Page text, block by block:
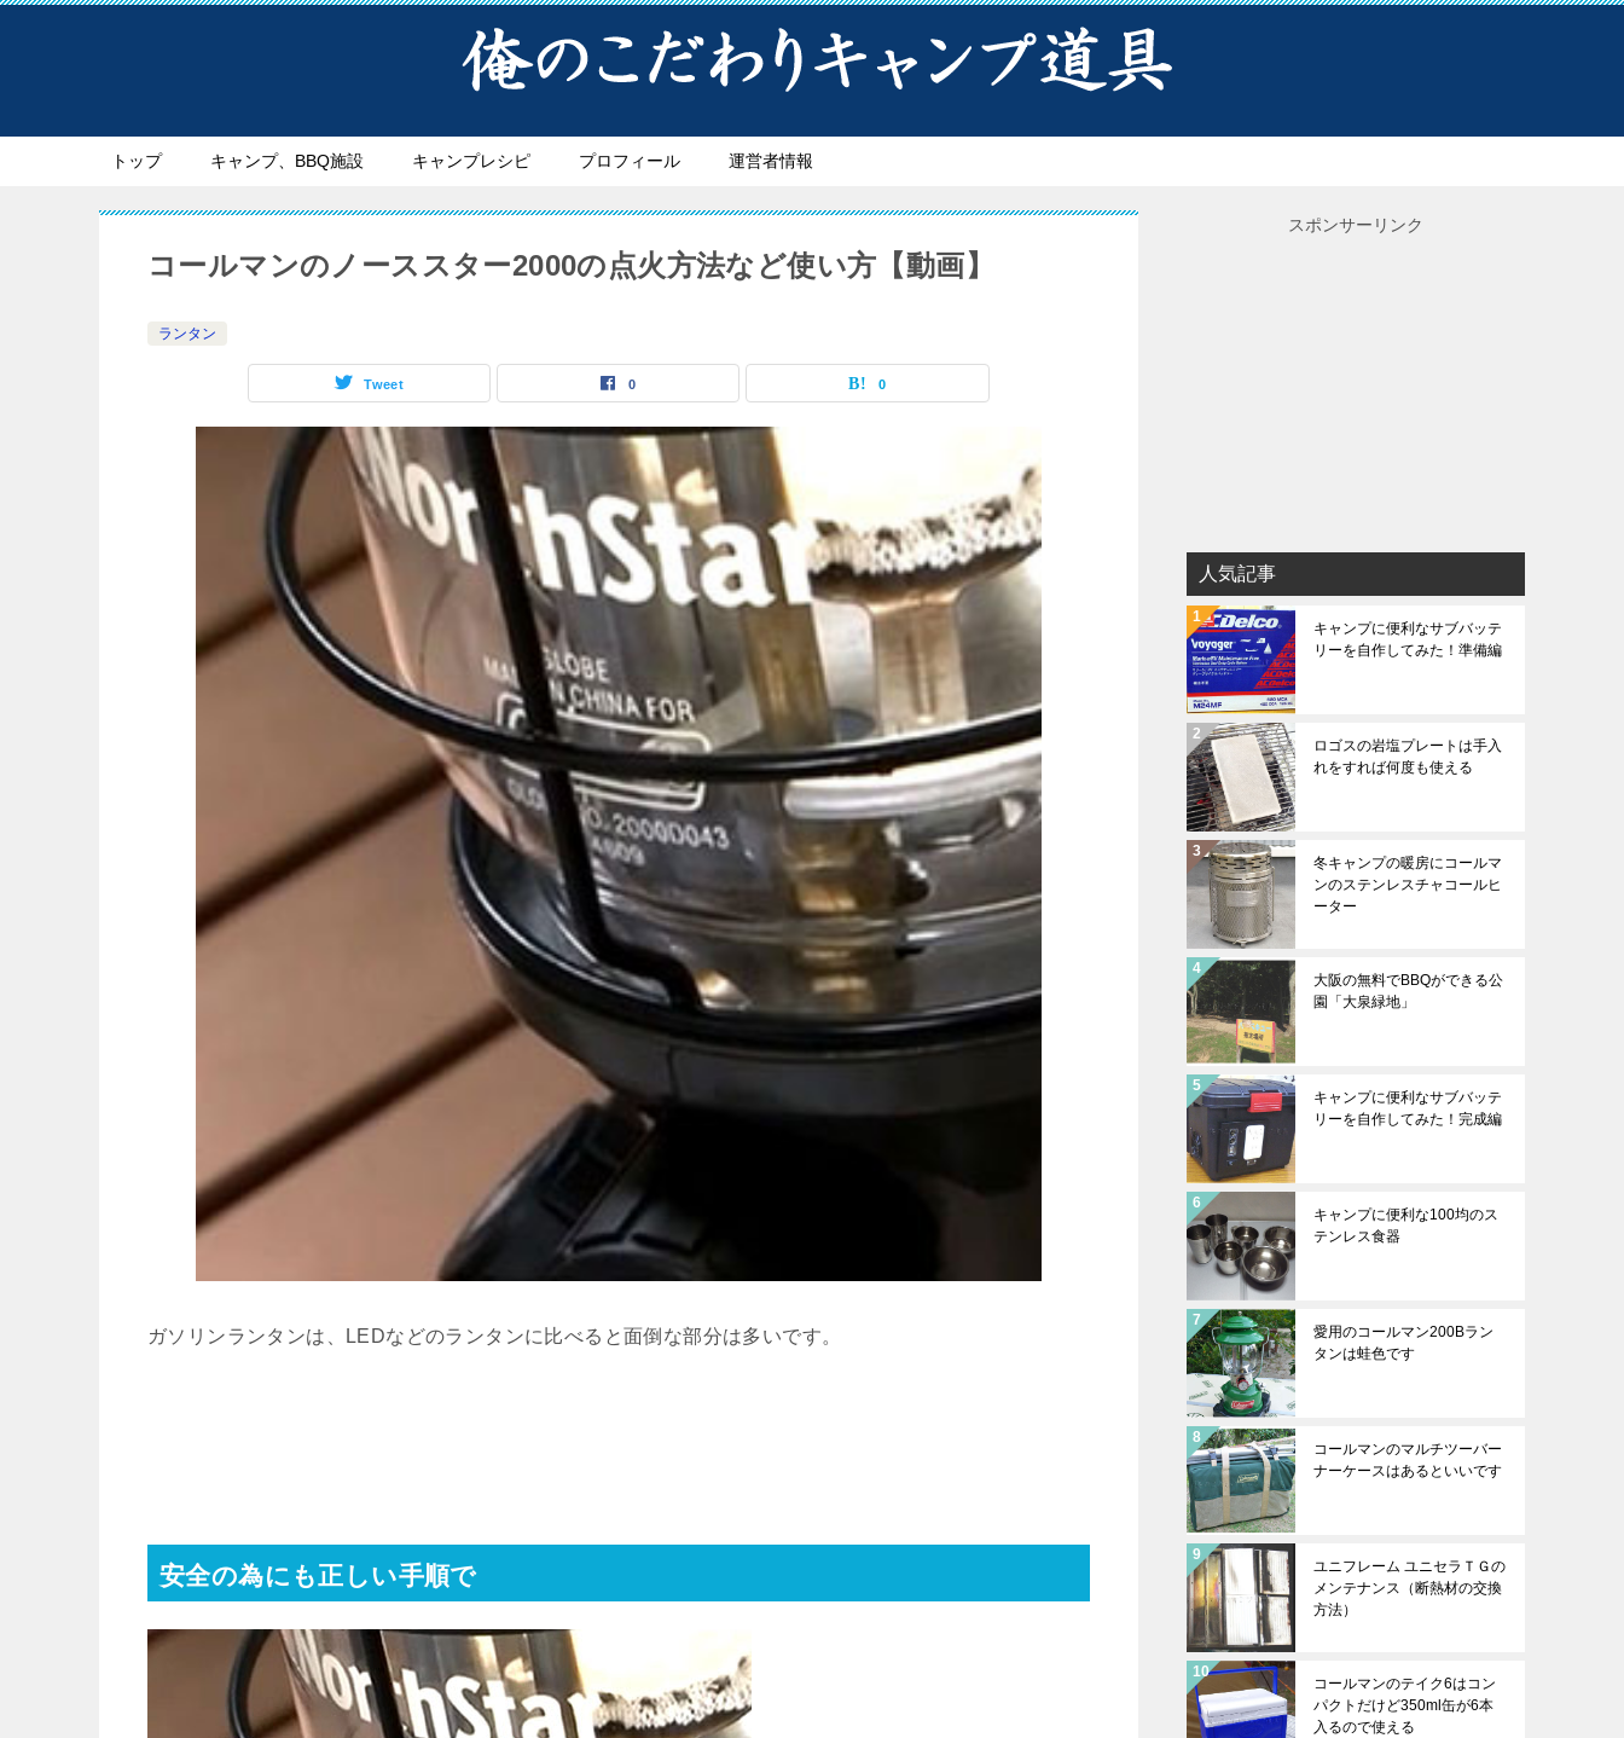
トップ キャンプ、BBQ施設 キャンプレシピ プロフィール 運営者情報
コールマンのノーススター2000の点火方法など使い方【動画】
ランタン
Tweet 0 0
ガソリンランタンは、LEDなどのランタンに比べると面倒な部分は多いです。
安全の為にも正しい手順で
スポンサーリンク
人気記事
キャンプに便利なサブバッテ
リーを自作してみた！準備編
ロゴスの岩塩プレートは手入
れをすれば何度も使える
冬キャンプの暖房にコールマ
ンのステンレスチャコールヒ
ーター
大阪の無料でBBQができる公
園「大泉緑地」
キャンプに便利なサブバッテ
リーを自作してみた！完成編
キャンプに便利な100均のス
テンレス食器
愛用のコールマン200Bラン
タンは蛙色です
コールマンのマルチツーバー
ナーケースはあるといいです
ユニフレーム ユニセラＴＧの
メンテナンス（断熱材の交換
方法）
コールマンのテイク6はコン
パクトだけど350ml缶が6本
入るので使える